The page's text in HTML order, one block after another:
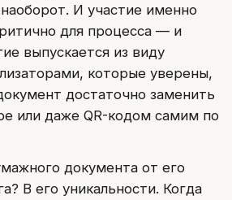
И участие именно
для процесса — и
выпускается из виду
которые уверены,
достаточно заменить
или даже QR-кодом самим по
документа от его
В его уникальности. Когда